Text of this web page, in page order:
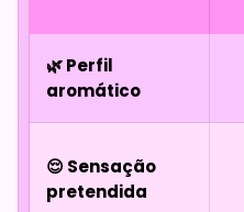
🌿 Perfil
aromático
😌 Sensação
pretendida